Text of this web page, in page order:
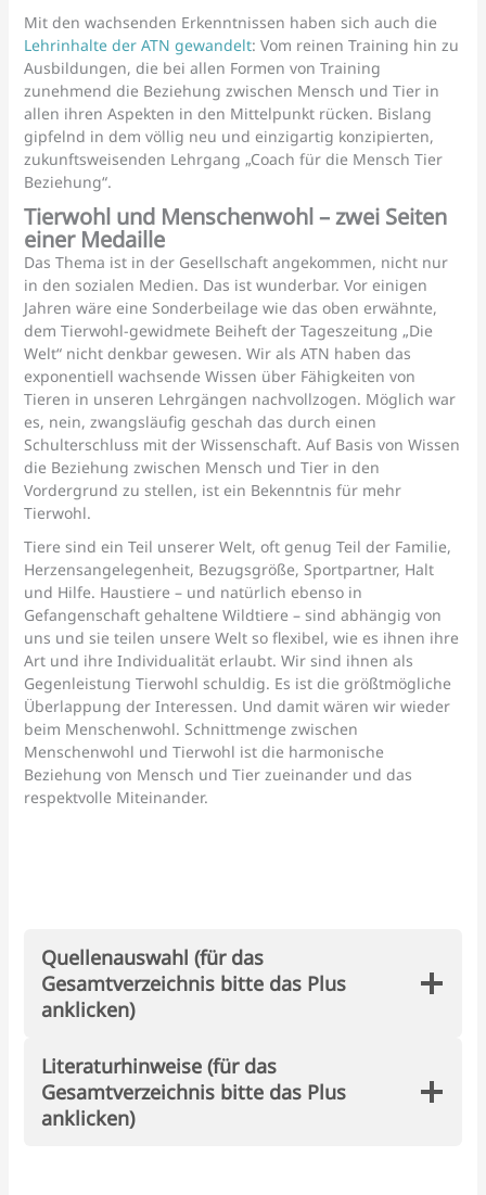
Mit den wachsenden Erkenntnissen haben sich auch die
Lehrinhalte der ATN gewandelt: Vom reinen Training hin zu
Ausbildungen, die bei allen Formen von Training
zunehmend die Beziehung zwischen Mensch und Tier in
allen ihren Aspekten in den Mittelpunkt rücken. Bislang
gipfelnd in dem völlig neu und einzigartig konzipierten,
zukunftsweisenden Lehrgang „Coach für die Mensch Tier
Beziehung“.
Tierwohl und Menschenwohl – zwei Seiten
einer Medaille
Das Thema ist in der Gesellschaft angekommen, nicht nur
in den sozialen Medien. Das ist wunderbar. Vor einigen
Jahren wäre eine Sonderbeilage wie das oben erwähnte,
dem Tierwohl-gewidmete Beiheft der Tageszeitung „Die
Welt“ nicht denkbar gewesen. Wir als ATN haben das
exponentiell wachsende Wissen über Fähigkeiten von
Tieren in unseren Lehrgängen nachvollzogen. Möglich war
es, nein, zwangsläufig geschah das durch einen
Schulterschluss mit der Wissenschaft. Auf Basis von Wissen
die Beziehung zwischen Mensch und Tier in den
Vordergrund zu stellen, ist ein Bekenntnis für mehr
Tierwohl.
Tiere sind ein Teil unserer Welt, oft genug Teil der Familie,
Herzensangelegenheit, Bezugsgröße, Sportpartner, Halt
und Hilfe. Haustiere – und natürlich ebenso in
Gefangenschaft gehaltene Wildtiere – sind abhängig von
uns und sie teilen unsere Welt so flexibel, wie es ihnen ihre
Art und ihre Individualität erlaubt. Wir sind ihnen als
Gegenleistung Tierwohl schuldig. Es ist die größtmögliche
Überlappung der Interessen. Und damit wären wir wieder
beim Menschenwohl. Schnittmenge zwischen
Menschenwohl und Tierwohl ist die harmonische
Beziehung von Mensch und Tier zueinander und das
respektvolle Miteinander.
Quellenauswahl (für das
Gesamtverzeichnis bitte das Plus
anklicken)
Literaturhinweise (für das
Gesamtverzeichnis bitte das Plus
anklicken)